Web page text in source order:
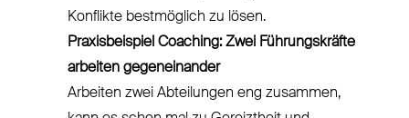
Konflikte bestmöglich zu lösen.
Praxisbeispiel Coaching: Zwei Führungskräfte
arbeiten gegeneinander
Arbeiten zwei Abteilungen eng zusammen,